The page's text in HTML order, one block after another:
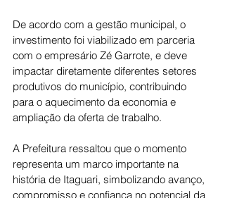
De acordo com a gestão municipal, o
investimento foi viabilizado em parceria
com o empresário Zé Garrote, e deve
impactar diretamente diferentes setores
produtivos do município, contribuindo
para o aquecimento da economia e
ampliação da oferta de trabalho.
A Prefeitura ressaltou que o momento
representa um marco importante na
história de Itaguari, simbolizando avanço,
compromisso e confiança no potencial da